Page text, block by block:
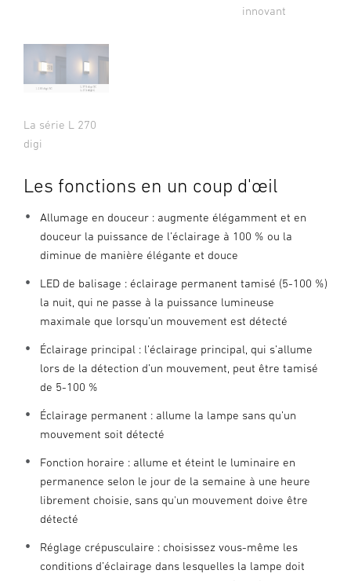
innovant
La série L 270
digi
Les fonctions en un coup d'œil
Allumage en douceur : augmente élégamment et en
douceur la puissance de l’éclairage à 100 % ou la
diminue de manière élégante et douce
LED de balisage : éclairage permanent tamisé (5-100 %)
la nuit, qui ne passe à la puissance lumineuse
maximale que lorsqu’un mouvement est détecté
Éclairage principal : l’éclairage principal, qui s’allume
lors de la détection d’un mouvement, peut être tamisé
de 5-100 %
Éclairage permanent : allume la lampe sans qu’un
mouvement soit détecté
Fonction horaire : allume et éteint le luminaire en
permanence selon le jour de la semaine à une heure
librement choisie, sans qu'un mouvement doive être
détecté
Réglage crépusculaire : choisissez vous-même les
conditions d’éclairage dans lesquelles la lampe doit